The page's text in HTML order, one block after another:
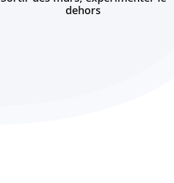
dehors